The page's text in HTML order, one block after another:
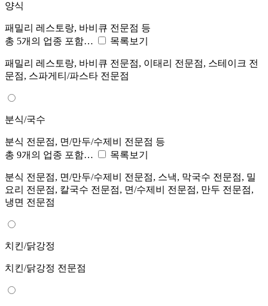
양식
패밀리 레스토랑, 바비큐 전문점 등
총 5개의 업종 포함…
목록보기
패밀리 레스토랑, 바비큐 전문점, 이태리 전문점, 스테이크 전
문점, 스파게티/파스타 전문점
분식/국수
분식 전문점, 면/만두/수제비 전문점 등
총 9개의 업종 포함…
목록보기
분식 전문점, 면/만두/수제비 전문점, 스낵, 막국수 전문점, 밀
요리 전문점, 칼국수 전문점, 면/수제비 전문점, 만두 전문점,
냉면 전문점
치킨/닭강정
치킨/닭강정 전문점